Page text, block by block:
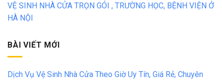
VỆ SINH NHÀ CỬA TRỌN GÓI , TRƯỜNG HỌC, BỆNH VIỆN Ở
HÀ NỘI
BÀI VIẾT MỚI
Dịch Vụ Vệ Sinh Nhà Cửa Theo Giờ Uy Tín, Giá Rẻ, Chuyên